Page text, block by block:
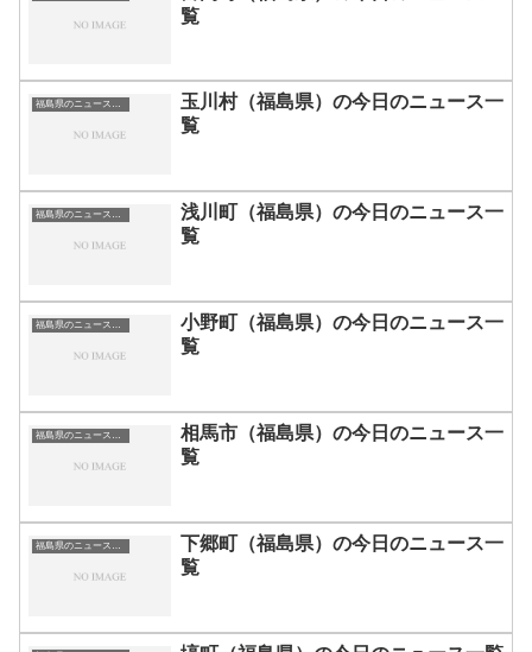
覧
福島県のニュース一覧
玉川村（福島県）の今日のニュース一
覧
福島県のニュース一覧
浅川町（福島県）の今日のニュース一
覧
福島県のニュース一覧
小野町（福島県）の今日のニュース一
覧
福島県のニュース一覧
相馬市（福島県）の今日のニュース一
覧
福島県のニュース一覧
下郷町（福島県）の今日のニュース一
覧